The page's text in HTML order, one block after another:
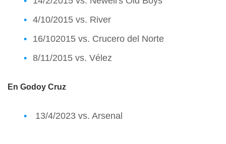
4/10/2015 vs. River
16/102015 vs. Crucero del Norte
8/11/2015 vs. Vélez
En Godoy Cruz
13/4/2023 vs. Arsenal